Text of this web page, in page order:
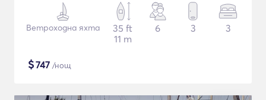
Ветроходна яхта
35 ft
11 m
6 3 3
$747 /нощ